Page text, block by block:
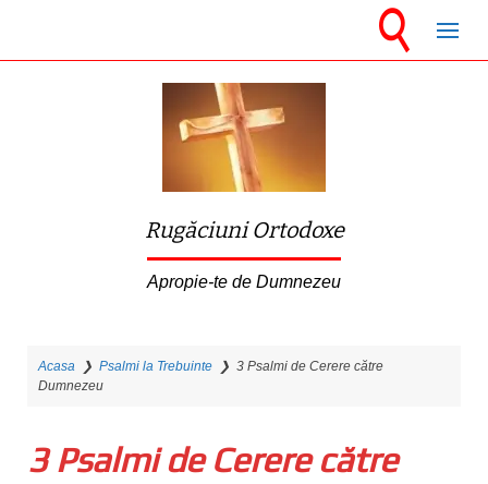
Rugăciuni Ortodoxe
Apropie-te de Dumnezeu
Acasa ❯ Psalmi la Trebuinte ❯ 3 Psalmi de Cerere către
Dumnezeu
3 Psalmi de Cerere către